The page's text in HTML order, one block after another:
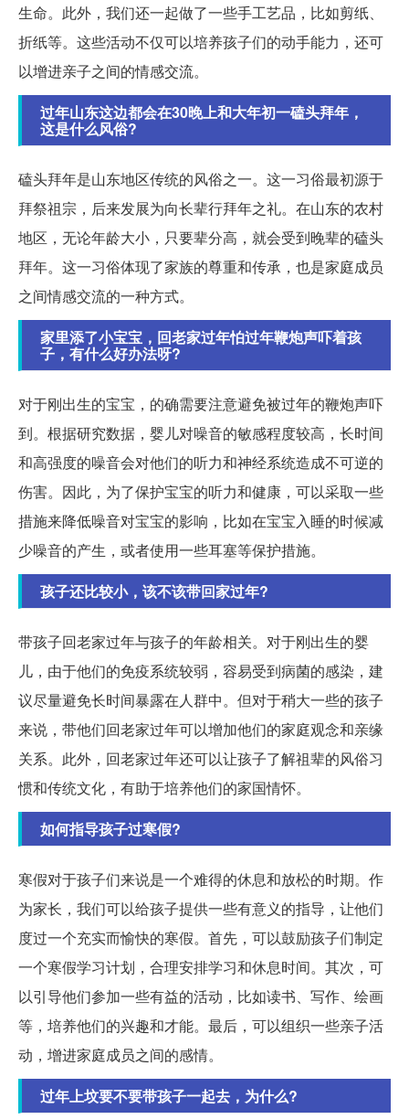
生命。此外，我们还一起做了一些手工艺品，比如剪纸、
折纸等。这些活动不仅可以培养孩子们的动手能力，还可
以增进亲子之间的情感交流。
过年山东这边都会在30晚上和大年初一磕头拜年，
这是什么风俗?
磕头拜年是山东地区传统的风俗之一。这一习俗最初源于
拜祭祖宗，后来发展为向长辈行拜年之礼。在山东的农村
地区，无论年龄大小，只要辈分高，就会受到晚辈的磕头
拜年。这一习俗体现了家族的尊重和传承，也是家庭成员
之间情感交流的一种方式。
家里添了小宝宝，回老家过年怕过年鞭炮声吓着孩
子，有什么好办法呀?
对于刚出生的宝宝，的确需要注意避免被过年的鞭炮声吓
到。根据研究数据，婴儿对噪音的敏感程度较高，长时间
和高强度的噪音会对他们的听力和神经系统造成不可逆的
伤害。因此，为了保护宝宝的听力和健康，可以采取一些
措施来降低噪音对宝宝的影响，比如在宝宝入睡的时候减
少噪音的产生，或者使用一些耳塞等保护措施。
孩子还比较小，该不该带回家过年?
带孩子回老家过年与孩子的年龄相关。对于刚出生的婴
儿，由于他们的免疫系统较弱，容易受到病菌的感染，建
议尽量避免长时间暴露在人群中。但对于稍大一些的孩子
来说，带他们回老家过年可以增加他们的家庭观念和亲缘
关系。此外，回老家过年还可以让孩子了解祖辈的风俗习
惯和传统文化，有助于培养他们的家国情怀。
如何指导孩子过寒假?
寒假对于孩子们来说是一个难得的休息和放松的时期。作
为家长，我们可以给孩子提供一些有意义的指导，让他们
度过一个充实而愉快的寒假。首先，可以鼓励孩子们制定
一个寒假学习计划，合理安排学习和休息时间。其次，可
以引导他们参加一些有益的活动，比如读书、写作、绘画
等，培养他们的兴趣和才能。最后，可以组织一些亲子活
动，增进家庭成员之间的感情。
过年上坟要不要带孩子一起去，为什么?